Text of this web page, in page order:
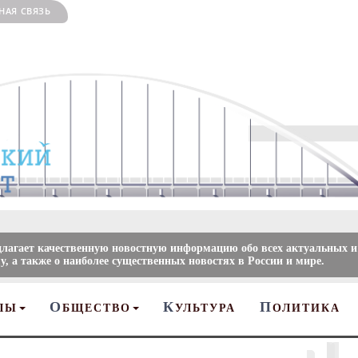
СВЯЗЬ
качественную новостную информацию обо всех актуальных
а также о наиболее существенных новостях в России и мире.
О БЩЕСТВО КУЛЬТУРА ПОЛИТИКА